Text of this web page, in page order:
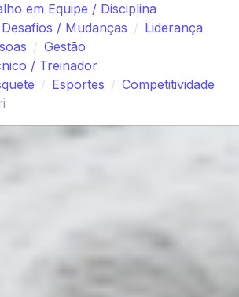
em Equipe / Disciplina
/ Mudanças
Liderança
Gestão
/ Treinador
Esportes
Competitividade